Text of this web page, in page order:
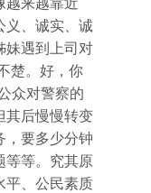
义、诚实、诚
妹遇到上司对
楚。好，你
众对警察的
其后慢慢转变
，要多少分钟
等等。究其原
平、公民素质